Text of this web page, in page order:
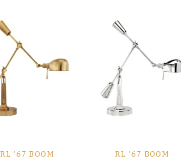
RL '67 BOOM RL '67 BOOM